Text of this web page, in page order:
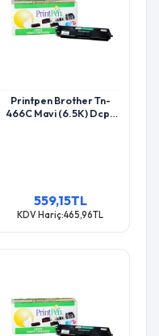
Printpen Brother Tn-
466C Mavi (6.5K) Dcp-
559,15TL
KDV Hariç:465,96TL